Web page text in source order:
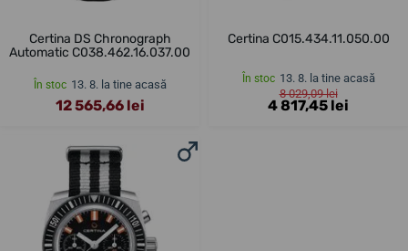
Certina DS Chronograph
Automatic C038.462.16.037.00
În stoc 13. 8. la tine acasă
12 565,66 lei
Certina C015.434.11.050.00
În stoc 13. 8. la tine acasă
8 029,09 lei
4 817,45 lei